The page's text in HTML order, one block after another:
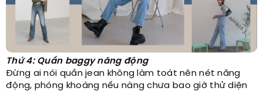
Thứ 4: Quần baggy năng động
Đừng ai nói quần jean không làm toát nên nét năng
động, phóng khoáng nếu nàng chưa bao giờ thử diện